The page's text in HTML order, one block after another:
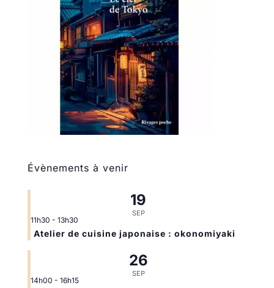
Évènements à venir
19
SEP
11h30 - 13h30
Atelier de cuisine japonaise : okonomiyaki
26
SEP
14h00 - 16h15